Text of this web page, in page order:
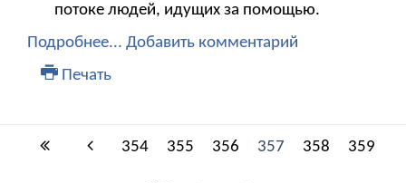
потоке людей, идущих за помощью.
Подробнее... Добавить комментарий
Печать
354 355 356 357 358 359